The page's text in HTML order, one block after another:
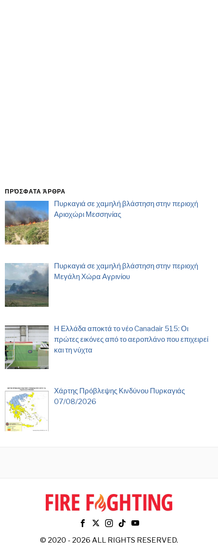
ΠΡΌΣΦΑΤΑ ΆΡΘΡΑ
Πυρκαγιά σε χαμηλή βλάστηση στην περιοχή
Αριοχώρι Μεσσηνίας
Πυρκαγιά σε χαμηλή βλάστηση στην περιοχή
Μεγάλη Χώρα Αγρινίου
Η Ελλάδα αποκτά το νέο Canadair 515: Οι
πρώτες εικόνες από το αεροπλάνο που επιχειρεί
και τη νύχτα
Χάρτης Πρόβλεψης Κινδύνου Πυρκαγιάς
07/08/2026
© 2020 - 2026 ALL RIGHTS RESERVED.